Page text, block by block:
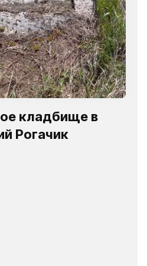
кладбище в
Рогачик